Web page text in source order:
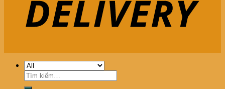
Tìm
kiếm: